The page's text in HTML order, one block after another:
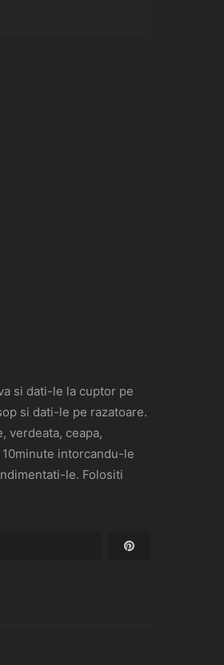
si dati-le la cuptor pe
si dati-le pe razatoare.
verdeata, ceapa,
intorcandu-le
le. Folositi